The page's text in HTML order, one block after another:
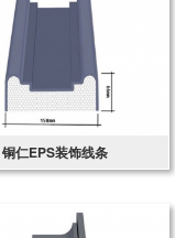
铜仁EPS装饰线条